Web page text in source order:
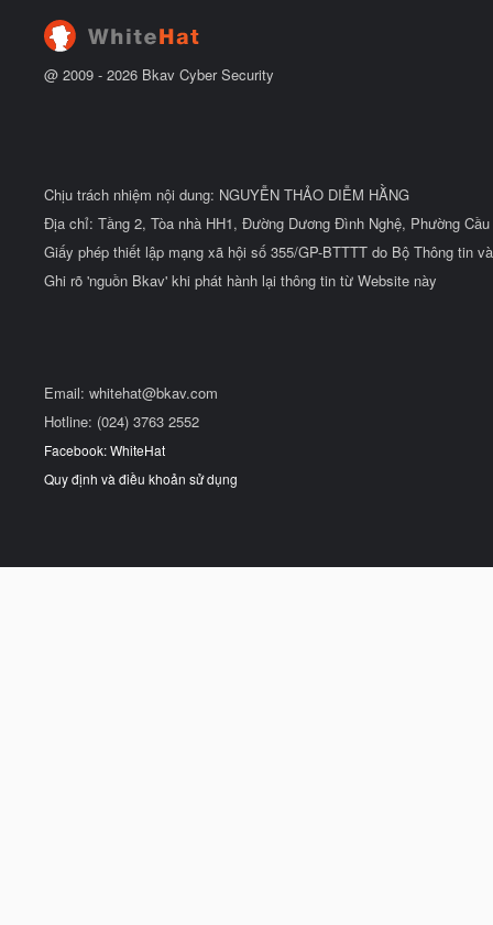
u
@ 2009 - 2026 Bkav Cyber Security
Chịu trách nhiệm nội dung: NGUYỄN THẢO DIỄM HẰNG
Địa chỉ: Tầng 2, Tòa nhà HH1, Đường Dương Đình Nghệ, Phường
Giấy phép thiết lập mạng xã hội số 355/GP-BTTTT do Bộ Thông tin
Ghi rõ 'nguồn Bkav' khi phát hành lại thông tin từ Website này
Email: whitehat@bkav.com
Hotline: (024) 3763 2552
Facebook: WhiteHat
Quy định và điều khoản sử dụng